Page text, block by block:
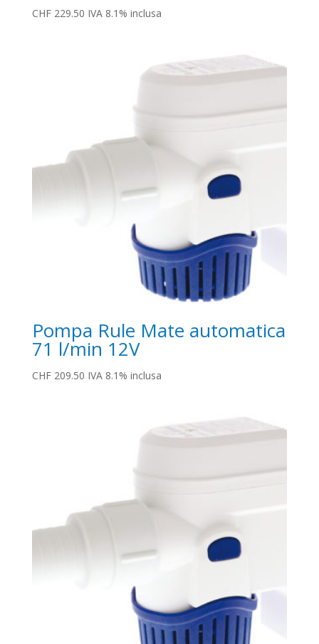
CHF229.50 IVA 8.1% inclusa
Pompa Rule Mate automatica
71 l/min 12V
CHF209.50 IVA 8.1% inclusa